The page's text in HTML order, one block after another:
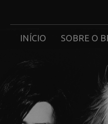
INÍCIO SOBRE O